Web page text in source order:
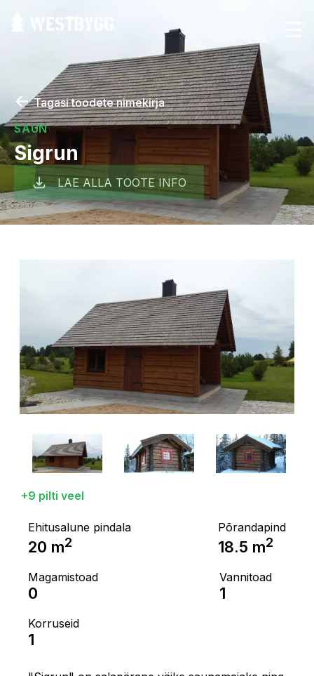
← Tagasi toodete nimekirja
SAUN
Sigrun
LAE ALLA TOOTE INFO
+9 pilti veel
Ehitusalune pindala
20 m2
Põrandapind
18.5 m2
Magamistoad
0
Vannitoad
1
Korruseid
1